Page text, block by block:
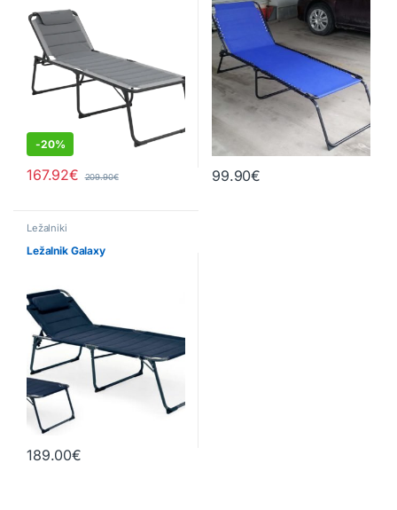
-20%
167.92€ 209.90€ 99.90€
Ležalniki
Ležalnik Galaxy
189.00€